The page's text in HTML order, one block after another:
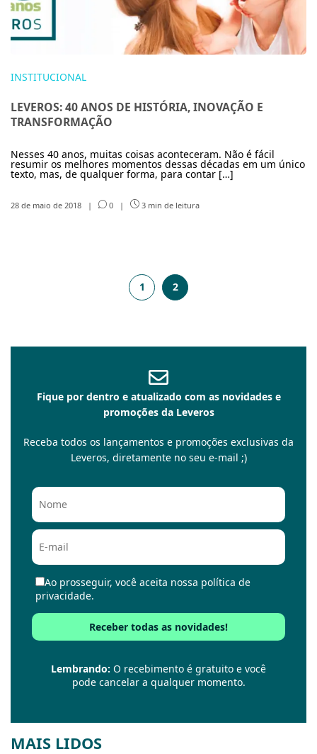
INSTITUCIONAL
LEVEROS: 40 ANOS DE HISTÓRIA, INOVAÇÃO E
TRANSFORMAÇÃO
Nesses 40 anos, muitas coisas aconteceram. Não é fácil
resumir os melhores momentos dessas décadas em um único
texto, mas, de qualquer forma, para contar […]
28 de maio de 2018 | 0 | 3 min de leitura
1 2
Fique por dentro e atualizado com as novidades e
promoções da Leveros
Receba todos os lançamentos e promoções exclusivas da
Leveros, diretamente no seu e-mail ;)
Ao prosseguir, você aceita nossa política de
privacidade.
Lembrando: O recebimento é gratuito e você
pode cancelar a qualquer momento.
MAIS LIDOS